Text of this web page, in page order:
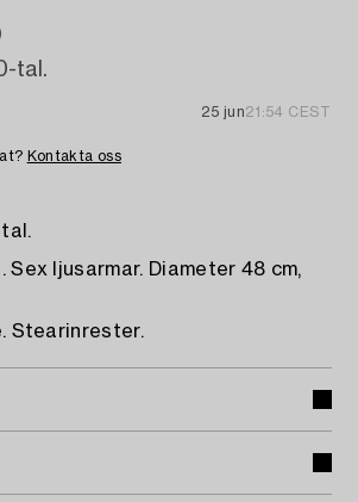
tal.
25 jun21:54 CEST
Kontakta oss
ljusarmar. Diameter 48 cm,
Stearinrester.